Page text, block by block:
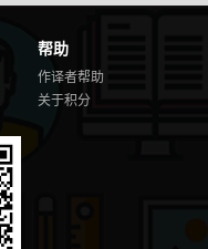
帮助
作译者帮助
关于积分